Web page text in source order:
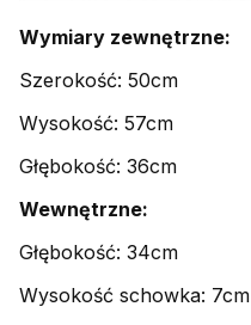
Wymiary zewnętrzne:
Szerokość: 50cm
Wysokość: 57cm
Głębokość: 36cm
Wewnętrzne:
Głębokość: 34cm
Wysokość schowka: 7cm